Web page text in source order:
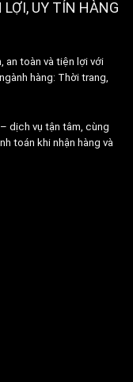
UY TÍN HÀNG
an toàn và tiện lợi với
hàng: Thời trang,
dịch vụ tận tâm, cùng
toán khi nhận hàng và